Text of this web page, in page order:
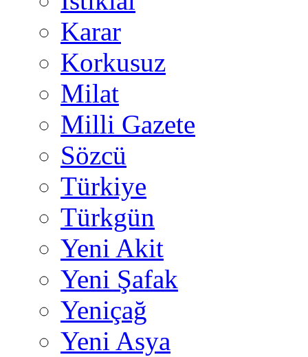
Karar
Korkusuz
Milat
Milli Gazete
Sözcü
Türkiye
Türkgün
Yeni Akit
Yeni Şafak
Yeniçağ
Yeni Asya